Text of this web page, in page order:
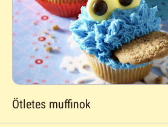
Ötletes muffinok